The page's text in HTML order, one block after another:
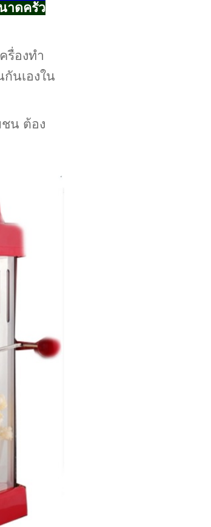
าดครัว
รื่องทํา
นเองใน
น ต้อง